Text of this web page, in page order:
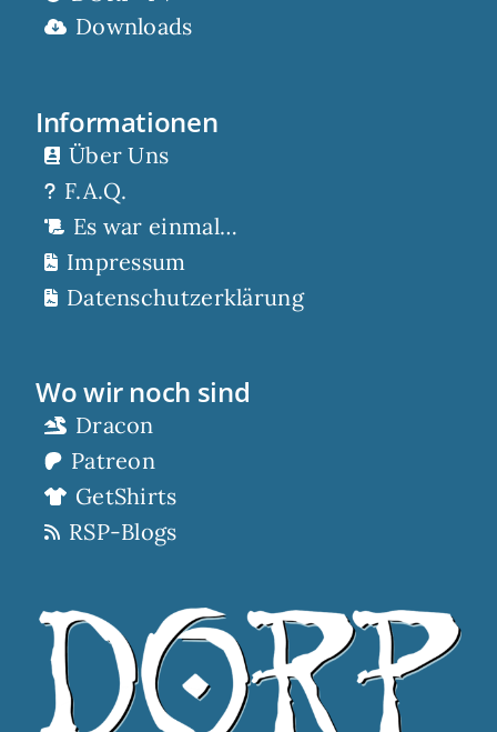
Downloads
Informationen
Über Uns
F.A.Q.
Es war einmal…
Impressum
Datenschutzerklärung
Wo wir noch sind
Dracon
Patreon
GetShirts
RSP-Blogs